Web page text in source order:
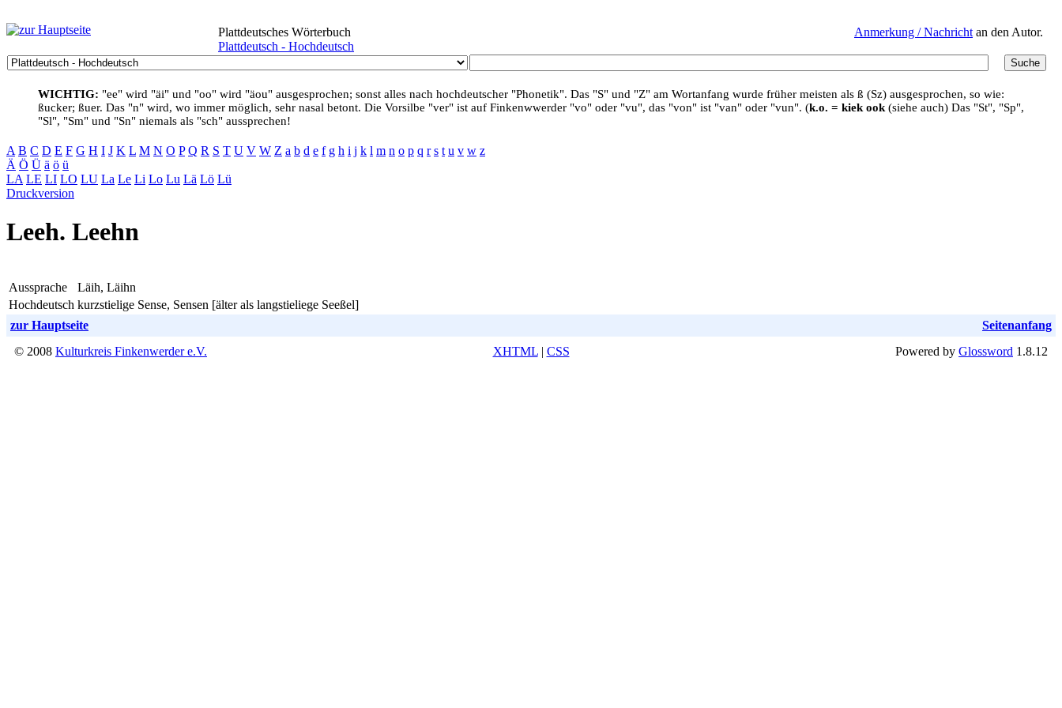
Anmerkung / Nachricht an den Autor.
Plattdeutsches Wörterbuch
Plattdeutsch - Hochdeutsch
WICHTIG: "ee" wird "äi" und "oo" wird "äou" ausgesprochen; sonst alles nach hochdeutscher "Phonetik". Das "S" und "Z" am Wortanfang wurde früher meisten als ß (Sz) ausgesprochen, so wie:
ßucker; ßuer. Das "n" wird, wo immer möglich, sehr nasal betont. Die Vorsilbe "ver" ist auf Finkenwwerder "vo" oder "vu", das "von" ist "van" oder "vun". (k.o. = kiek ook (siehe auch) Das "St", "Sp",
"Sl", "Sm" und "Sn" niemals als "sch" aussprechen!
A B C D E F G H I J K L M N O P Q R S T U V W Z a b d e f g h i j k l m n o p q r s t u v w z
Ä Ö Ü ä ö ü
LA LE LI LO LU La Le Li Lo Lu Lä Lö Lü
Druckversion
Leeh. Leehn
Aussprache
Läih, Läihn
Hochdeutsch kurzstielige Sense, Sensen [älter als langstieliege Seeßel]
zur Hauptseite
Seitenanfang
© 2008 Kulturkreis Finkenwerder e.V. XHTML| CSS Powered by Glossword 1.8.12